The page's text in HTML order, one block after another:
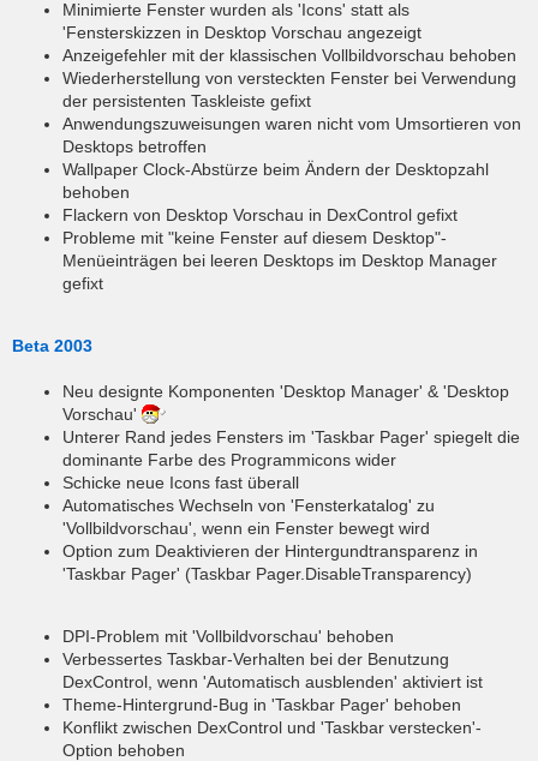
Minimierte Fenster wurden als 'Icons' statt als
'Fensterskizzen in Desktop Vorschau angezeigt
Anzeigefehler mit der klassischen Vollbildvorschau behoben
Wiederherstellung von versteckten Fenster bei Verwendung
der persistenten Taskleiste gefixt
Anwendungszuweisungen waren nicht vom Umsortieren von
Desktops betroffen
Wallpaper Clock-Abstürze beim Ändern der Desktopzahl
behoben
Flackern von Desktop Vorschau in DexControl gefixt
Probleme mit "keine Fenster auf diesem Desktop"-
Menüeinträgen bei leeren Desktops im Desktop Manager
gefixt
Beta 2003
Neu designte Komponenten 'Desktop Manager' & 'Desktop
Vorschau'
Unterer Rand jedes Fensters im 'Taskbar Pager' spiegelt die
dominante Farbe des Programmicons wider
Schicke neue Icons fast überall
Automatisches Wechseln von 'Fensterkatalog' zu
'Vollbildvorschau', wenn ein Fenster bewegt wird
Option zum Deaktivieren der Hintergundtransparenz in
'Taskbar Pager' (Taskbar Pager.DisableTransparency)
DPI-Problem mit 'Vollbildvorschau' behoben
Verbessertes Taskbar-Verhalten bei der Benutzung
DexControl, wenn 'Automatisch ausblenden' aktiviert ist
Theme-Hintergrund-Bug in 'Taskbar Pager' behoben
Konflikt zwischen DexControl und 'Taskbar verstecken'-
Option behoben